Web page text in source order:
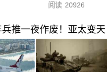
阅读 20926
推一夜作废！亚太变天